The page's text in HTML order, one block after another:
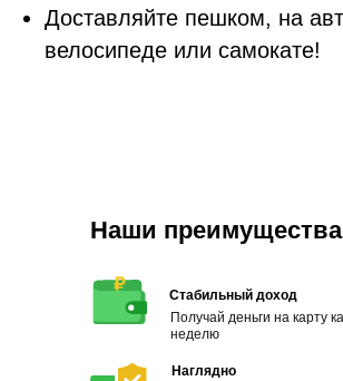
Доставляйте пешком, на
велосипеде или самокате!
Наши преимущества
Стабильный доход
Получай деньги на карту
неделю
Наглядно